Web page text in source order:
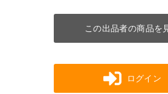
この出品者の商品を
ログイン